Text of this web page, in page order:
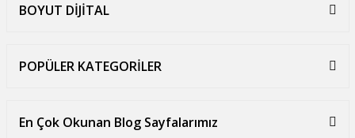
BOYUT DİJİTAL
POPÜLER KATEGORİLER
En Çok Okunan Blog Sayfalarımız